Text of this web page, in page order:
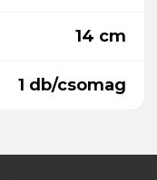
14 cm
1 db/csomag